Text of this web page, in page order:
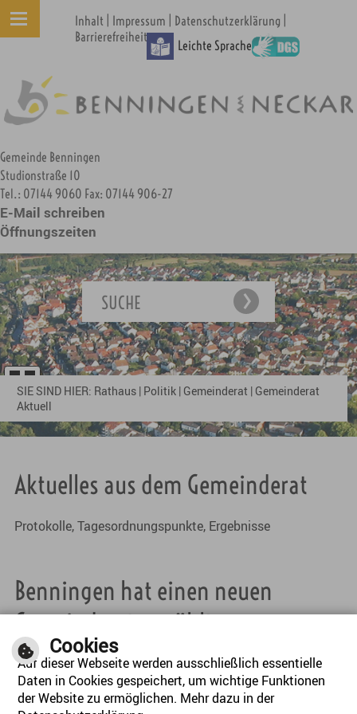
Leichte Sprache
Inhalt Impressum Datenschutzerklärung
Barrierefreiheit
Gemeinde Benningen
Studionstraße 10
Tel.: 07144 9060 Fax: 07144 906-27
E-Mail schreiben
Öffnungszeiten
SUCHE
SIE SIND HIER: Rathaus | Politik | Gemeinderat | Gemeinderat
Aktuell
Aktuelles aus dem Gemeinderat
Protokolle, Tagesordnungspunkte, Ergebnisse
Benningen hat einen neuen
Gemeinderat gewählt
Wahlergebnis
Cookies
Auf dieser Webseite werden ausschließlich essentielle
Daten in Cookies gespeichert, um wichtige Funktionen
der Website zu ermöglichen. Mehr dazu in der